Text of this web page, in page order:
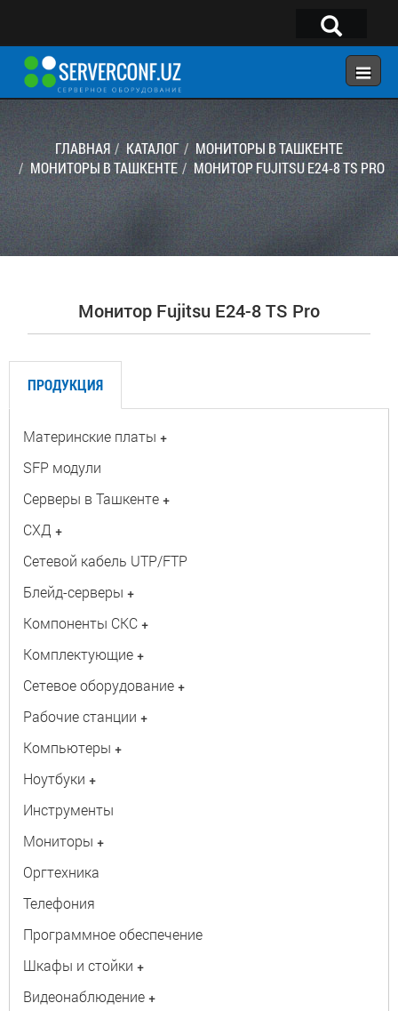
×
ГЛАВНАЯ
КОНФИГУРАТОР
КАТАЛОГ
УСЛУГИ
Telegram:@serverconf_uz
Тел: (90) 932-18-00
ГЛАВНАЯ КАТАЛОГ
МОНИТОРЫ В ТАШКЕНТЕ
МОНИТОРЫ В ТАШКЕНТЕ
МОНИТОР FUJITSU E24-8 TS PRO
Монитор Fujitsu E24-8 TS Pro
ПРОДУКЦИЯ
Материнские платы +
SFP модули
Серверы в Ташкенте +
СХД +
Сетевой кабель UTP/FTP
Блейд-серверы +
Компоненты СКС +
Комплектующие +
Сетевое оборудование +
Рабочие станции +
Компьютеры +
Ноутбуки +
Инструменты
Мониторы +
Оргтехника
Телефония
Программное обеспечение
Шкафы и стойки +
Видеонаблюдение +